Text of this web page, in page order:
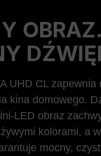
OBRAZ.
UHD CL zapewnia
kina domowego.
LED obraz
kolorami, a
mocny,